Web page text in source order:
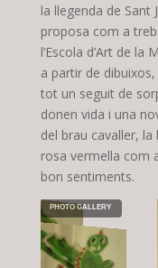
la llegenda de Sant
proposa com a
l’Escola d’Art de la
a partir de
tot un seguit de
donen vida i una
del brau cavaller,
rosa vermella com
bon sentiments.
PHOTO GALLERY